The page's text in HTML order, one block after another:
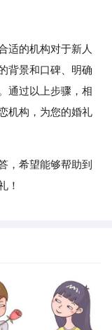
的机构对于新人
背景和口碑、明确
通过以上步骤，相
机构，为您的婚礼
，希望能够帮助到
！